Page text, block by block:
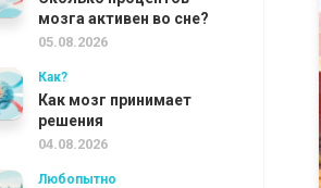
мозга активен во сне?
05.08.2026
Как?
Как мозг принимает
решения
04.08.2026
Любопытно